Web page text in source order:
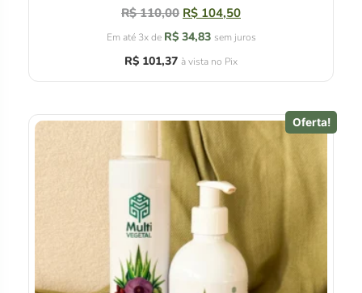
Avaliação
5.00
R$110,00 R$ 104,50
Em até 3x de R$34,83 sem juros
R$ 101,37 à vista no Pix
Oferta!